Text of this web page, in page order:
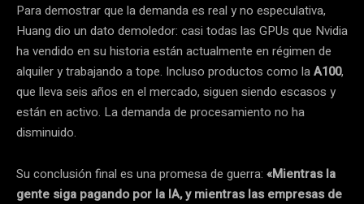
Para demostrar que la demanda es real y no especulativa,
Huang dio un dato demoledor: casi todas las GPUs que Nvidia
ha vendido en su historia están actualmente en régimen de
alquiler y trabajando a tope. Incluso productos como laA100,
que lleva seis años en el mercado, siguen siendo escasos y
están en activo. La demanda de procesamiento no ha
disminuido.
Su conclusión final es una promesa de guerra: «Mientras la
gente siga pagando por la IA, y mientras las empresas de